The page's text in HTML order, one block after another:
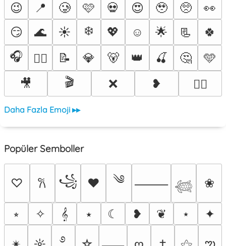
😉
📍 🥲 🩷 💀 😍 🥹 🥺
👀
😏
🌊 ☀️ ❄️ 💖 ☺️ 🌟 📃
🍀
🎧
❤️‍🔥 📝 💎 🐻 👑 🍒 🤔
🩵
🎥
🎬 ❌ ❥ 🐦‍🔥
Daha Fazla Emoji ▸▸
Popüler Semboller
♡ 𐙚 ꧁ ♥ ༄ ⸻ 𓆉 ❀
⭒ ✧ 𝄞 ⭑ ☾ ❥ ❦ ⋆ ✦
࿔ ఌ